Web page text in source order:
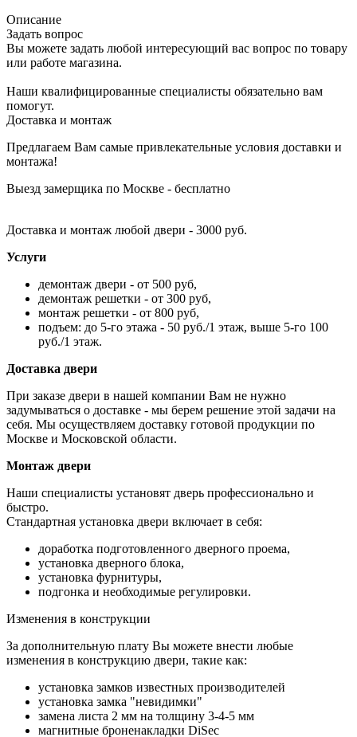
Описание
Задать вопрос
Вы можете задать любой интересующий вас вопрос по товару
или работе магазина.
Наши квалифицированные специалисты обязательно вам
помогут.
Доставка и монтаж
Предлагаем Вам самые привлекательные условия доставки и
монтажа!
Выезд замерщика по Москве - бесплатно
Доставка и монтаж любой двери - 3000 руб.
Услуги
демонтаж двери - от 500 руб,
демонтаж решетки - от 300 руб,
монтаж решетки - от 800 руб,
подъем: до 5-го этажа - 50 руб./1 этаж, выше 5-го 100
руб./1 этаж.
Доставка двери
При заказе двери в нашей компании Вам не нужно
задумываться о доставке - мы берем решение этой задачи на
себя. Мы осуществляем доставку готовой продукции по
Москве и Московской области.
Монтаж двери
Наши специалисты установят дверь профессионально и
быстро.
Стандартная установка двери включает в себя:
доработка подготовленного дверного проема,
установка дверного блока,
установка фурнитуры,
подгонка и необходимые регулировки.
Изменения в конструкции
За дополнительную плату Вы можете внести любые
изменения в конструкцию двери, такие как:
установка замков известных производителей
установка замка "невидимки"
замена листа 2 мм на толщину 3-4-5 мм
магнитные броненакладки DiSec